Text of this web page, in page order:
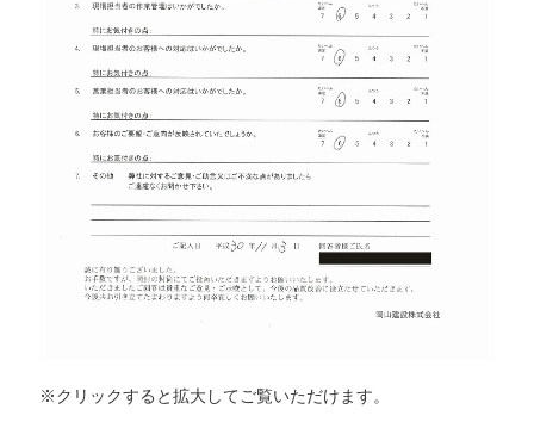
※クリックすると拡大してご覧いただけます。